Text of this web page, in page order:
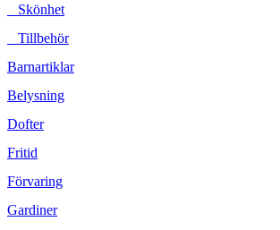
Skönhet
Tillbehör
Barnartiklar
Belysning
Dofter
Fritid
Förvaring
Gardiner